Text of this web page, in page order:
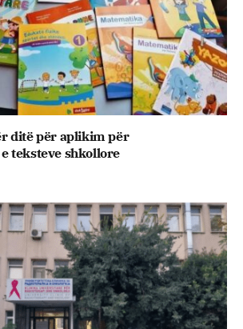
ditë për aplikim për
teksteve shkollore